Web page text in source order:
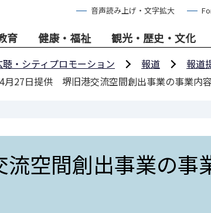
音声読み上げ・文字拡大
育 健康・福祉 観光・歴史・文化
・シティプロモーション 報道
報道
4月27日提供 堺旧港交流空間創出事業の事業内
空間創出事業の事